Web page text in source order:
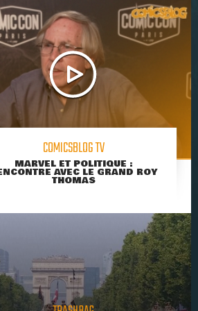
COMICSBLOG TV
MARVEL ET POLITIQUE :
AVEC LE GRAND ROY
THOMAS